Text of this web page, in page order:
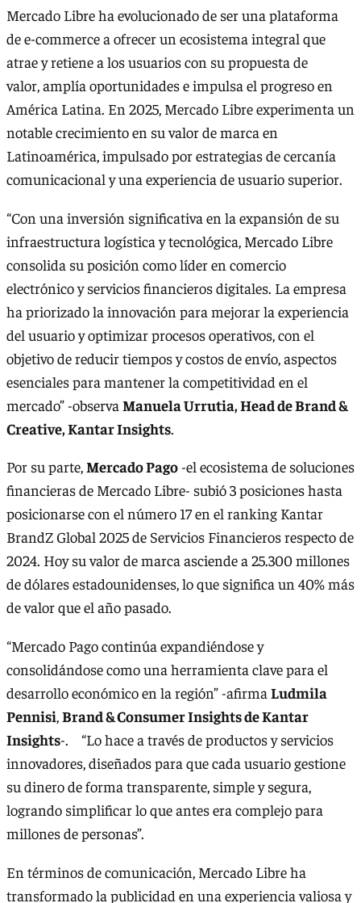
Mercado Libre ha evolucionado de ser una plataforma
de e-commerce a ofrecer un ecosistema integral que
atrae y retiene a los usuarios con su propuesta de
valor, amplía oportunidades e impulsa el progreso en
América Latina. En 2025, Mercado Libre experimenta un
notable crecimiento en su valor de marca en
Latinoamérica, impulsado por estrategias de cercanía
comunicacional y una experiencia de usuario superior.
“Con una inversión significativa en la expansión de su
infraestructura logística y tecnológica, Mercado Libre
consolida su posición como líder en comercio
electrónico y servicios financieros digitales. La empresa
ha priorizado la innovación para mejorar la experiencia
del usuario y optimizar procesos operativos, con el
objetivo de reducir tiempos y costos de envío, aspectos
esenciales para mantener la competitividad en el
mercado” -observa Manuela Urrutia, Head de Brand &
Creative, Kantar Insights.
Por su parte,Mercado Pago-el ecosistema de soluciones
financieras de Mercado Libre- subió 3 posiciones hasta
posicionarse con el número 17 en el ranking Kantar
BrandZ Global 2025 de Servicios Financieros respecto de
2024. Hoy su valor de marca asciende a 25.300 millones
de dólares estadounidenses, lo que significa un 40% más
de valor que el año pasado.
“Mercado Pago continúa expandiéndose y
consolidándose como una herramienta clave para el
desarrollo económico en la región” -afirma Ludmila
Pennisi,Brand & Consumer Insights de Kantar
Insights-. “Lo hace a través de productos y servicios
innovadores, diseñados para que cada usuario gestione
su dinero de forma transparente, simple y segura,
logrando simplificar lo que antes era complejo para
millones de personas”.
En términos de comunicación, Mercado Libre ha
transformado la publicidad en una experiencia valiosa y